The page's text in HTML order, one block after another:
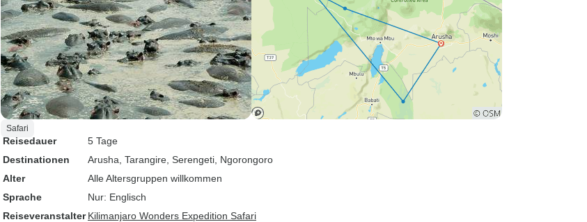
Safari
Reisedauer
5 Tage
Destinationen
Arusha , Tarangire , Serengeti , Ngorongoro
Alter
Alle Altersgruppen willkommen
Sprache
Nur: Englisch
Reiseveranstalter Kilimanjaro Wonders Expedition Safari